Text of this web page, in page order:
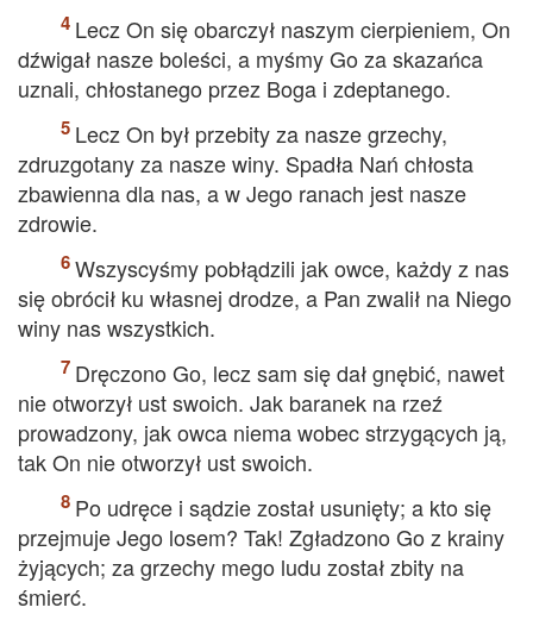
Lecz On się obarczył naszym cierpieniem, On
dźwigał nasze boleści, a myśmy Go za skazańca
uznali, chłostanego przez Boga i zdeptanego.
Lecz On był przebity za nasze grzechy,
zdruzgotany za nasze winy. Spadła Nań chłosta
zbawienna dla nas, a w Jego ranach jest nasze
zdrowie.
Wszyscyśmy pobłądzili jak owce, każdy z nas
się obrócił ku własnej drodze, a Pan zwalił na Niego
winy nas wszystkich.
Dręczono Go, lecz sam się dał gnębić, nawet
nie otworzył ust swoich. Jak baranek na rzeź
prowadzony, jak owca niema wobec strzygących ją,
tak On nie otworzył ust swoich.
Po udręce i sądzie został usunięty; a kto się
przejmuje Jego losem? Tak! Zgładzono Go z krainy
żyjących; za grzechy mego ludu został zbity na
śmierć.